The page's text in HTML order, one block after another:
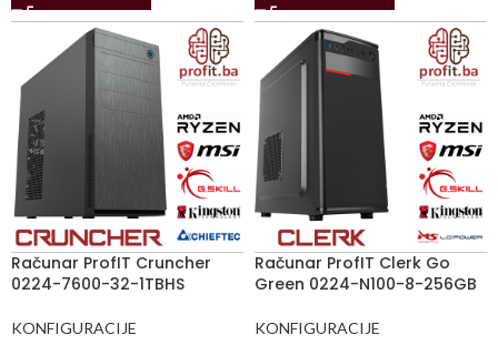
Računar ProfIT Cruncher
0224-7600-32-1TBHS
KONFIGURACIJE
Računar ProfIT Clerk Go
Green 0224-N100-8-256GB
KONFIGURACIJE